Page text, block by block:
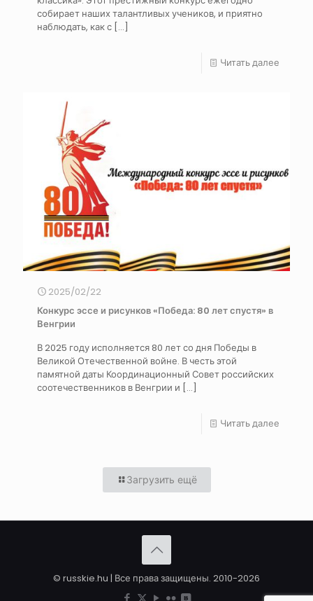
собирает наших талантливых учеников, и приятно
наблюдать, как с […]
Читать далее
2025/02/22
Конкурс эссе и рисунков «Победа: 80 лет спустя» в
Венгрии
В 2025 году исполняется 80 лет со дня Победы в
Великой Отечественной войне. В честь этой
памятной даты Координационный Совет российских
соотечественников в Венгрии и […]
Читать далее
Загрузить ещё
© russkie.hu | Все права защищены. 2010-2026